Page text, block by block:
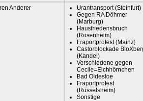
Anderer
Urantransport (Steinfurt)
Gegen RA Döhmer
(Marburg)
Hausfriedensbruch
(Rosenheim)
Fraportprotest (Mainz)
Castorblockade
(Kandel)
Verschiedene gegen
Cecile=Eichhörnchen
Bad Oldesloe
Fraportprotest
(Rüsselsheim)
Sonstige